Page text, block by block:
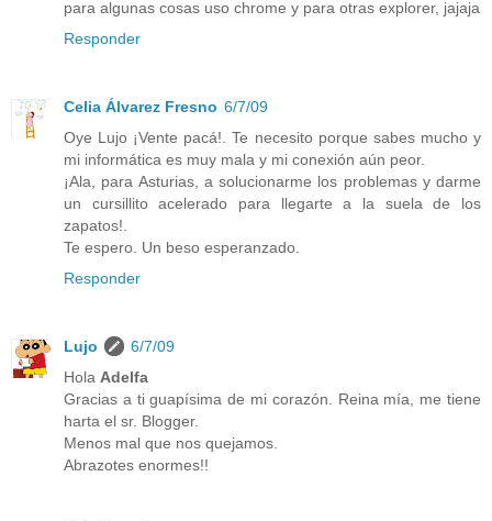
para algunas cosas uso chrome y para otras explorer, jajaja
Responder
Celia Álvarez Fresno 6/7/09
Oye Lujo ¡Vente pacá!. Te necesito porque sabes mucho y
mi informática es muy mala y mi conexión aún peor.
¡Ala, para Asturias, a solucionarme los problemas y darme
un cursillito acelerado para llegarte a la suela de los
zapatos!.
Te espero. Un beso esperanzado.
Responder
Lujo
6/7/09
Hola Adelfa
Gracias a ti guapísima de mi corazón. Reina mía, me tiene
harta el sr. Blogger.
Menos mal que nos quejamos.
Abrazotes enormes!!